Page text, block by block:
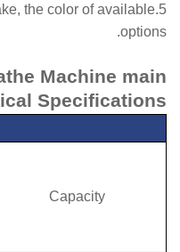
the color of available
options.
Machine main
Specifications
Capacity